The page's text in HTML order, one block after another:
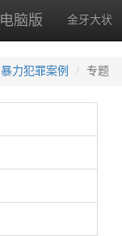
电脑版 金牙大状
暴力犯罪案例 专题